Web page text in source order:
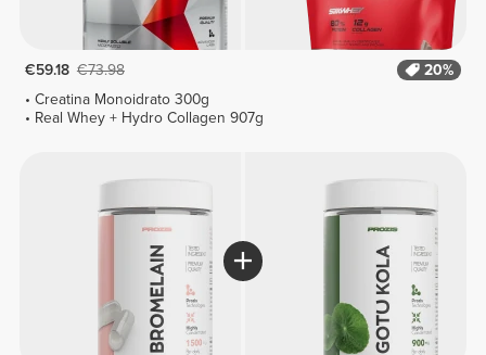
€59.18 €73.98
20%
Creatina Monoidrato 300g
Real Whey + Hydro Collagen 907g